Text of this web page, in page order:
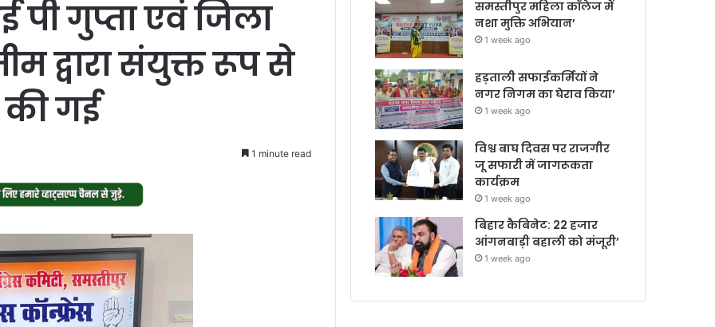
पी गुप्ता एवं जिला
द्वारा संयुक्त रूप से
की गई
1 minute read
समस्तीपुर महिला कॉलेज में
नशा मुक्ति अभियान’
1 week ago
हड़ताली सफाईकर्मियों ने
नगर निगम का घेराव किया’
1 week ago
विश्व बाघ दिवस पर राजगीर
जू सफारी में जागरूकता
कार्यक्रम
1 week ago
बिहार कैबिनेट: 22 हजार
आंगनबाड़ी बहाली को मंजूरी’
1 week ago